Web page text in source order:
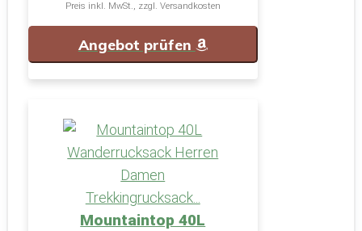
Preis inkl. MwSt., zzgl. Versandkosten
Angebot prüfen
Mountaintop 40L